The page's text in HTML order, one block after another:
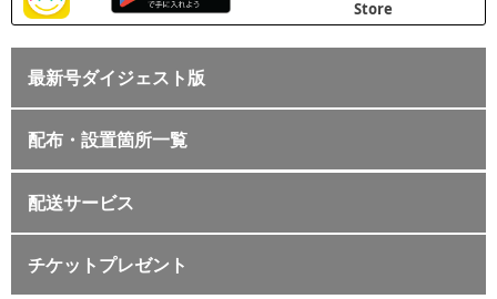
最新号ダイジェスト版
配布・設置箇所一覧
配送サービス
チケットプレゼント